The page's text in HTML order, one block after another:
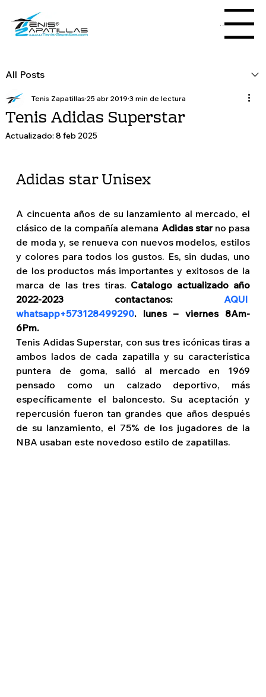
Menu
All Posts
Tenis Adidas Superstar
Tenis Zapatillas 25 abr 2019 3 min de lectura
Actualizado:8 feb 2025
Adidas star Unisex
A cincuenta años de su lanzamiento al mercado, el
clásico de la compañía alemana Adidas star no pasa
de moda y, se renueva con nuevos modelos, estilos
y colores para todos los gustos. Es, sin dudas, uno
de los productos más importantes y exitosos de la
marca de las tres tiras. Catalogo actualizado año
2022-2023 contactanos: AQUI
whatsapp+573128499290. lunes – viernes 8Am-
6Pm.
Tenis Adidas Superstar, con sus tres icónicas tiras a
ambos lados de cada zapatilla y su característica
puntera de goma, salió al mercado en 1969
pensado como un calzado deportivo, más
específicamente el baloncesto. Su aceptación y
repercusión fueron tan grandes que años después
de su lanzamiento, el 75% de los jugadores de la
NBA usaban este novedoso estilo de zapatillas.